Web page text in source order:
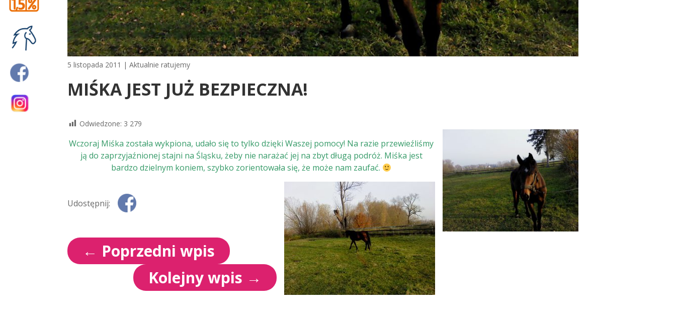
5 listopada 2011 |Aktualnie ratujemy
MIŚKA JEST JUŻ BEZPIECZNA!
Odwiedzone: 3 279
Wczoraj Miśka została wykpiona, udało się to tylko dzięki Waszej pomocy! Na razie przewieźliśmy
ją do zaprzyjaźnionej stajni na Śląsku, żeby nie narażać jej na zbyt długą podróż. Miśka jest
bardzo dzielnym koniem, szybko zorientowała się, że może nam zaufać.
Udostępnij:
← Poprzedni wpis
Kolejny wpis →